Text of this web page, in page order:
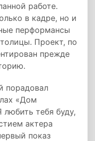
работе.
в кадре, но и
перформансы
Проект, по
прежде
порадовал
«Дом
тебя буду,
актера
показ